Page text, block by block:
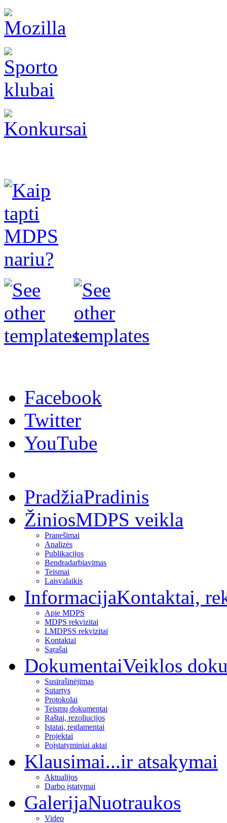
Facebook
Twitter
YouTube
PradžiaPradinis
ŽiniosMDPS veikla
Pranešimai
Analizės
Publikacijos
Bendradarbiavimas
Teismai
Laisvalaikis
InformacijaKontaktai,
Apie MDPS
MDPS rekvizitai
LMDPSS rekvizitai
Kontaktai
Sąrašai
DokumentaiVeiklos
Susirašinėjimas
Sutartys
Protokolai
Teismų dokumentai
Raštai, rezoliucijos
Įstatai, reglamentai
Projektai
Poįstatyminiai aktai
Klausimai...ir atsakymai
Aktualijos
Darbo įstatymai
GalerijaNuotraukos
Video